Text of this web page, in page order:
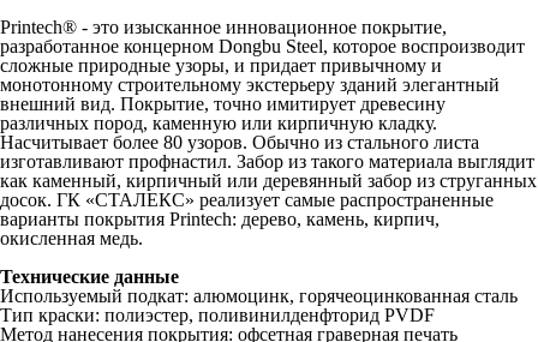
Printech® - это изысканное инновационное покрытие,
разработанное концерном Dongbu Steel, которое воспроизводит
сложные природные узоры, и придает привычному и
монотонному строительному экстерьеру зданий элегантный
внешний вид. Покрытие, точно имитирует древесину
различных пород, каменную или кирпичную кладку.
Насчитывает более 80 узоров. Обычно из стального листа
изготавливают профнастил. Забор из такого материала выглядит
как каменный, кирпичный или деревянный забор из струганных
досок. ГК «СТАЛЕКС» реализует самые распространенные
варианты покрытия Printech: дерево, камень, кирпич,
окисленная медь.
Технические данные
Используемый подкат: алюмоцинк, горячеоцинкованная сталь
Тип краски: полиэстер, поливинилденфторид PVDF
Метод нанесения покрытия: офсетная граверная печать